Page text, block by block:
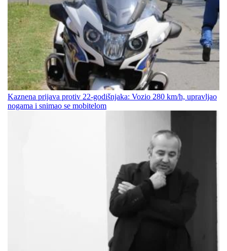
Kaznena prijava protiv 22-godišnjaka: Vozio 280 km/h, upravljao
nogama i snimao se mobitelom